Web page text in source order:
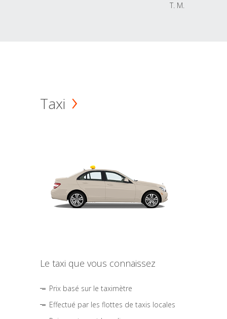
T. M.
Taxi
Le taxi que vous connaissez
Prix basé sur le taximètre
Effectué par les flottes de taxis locales